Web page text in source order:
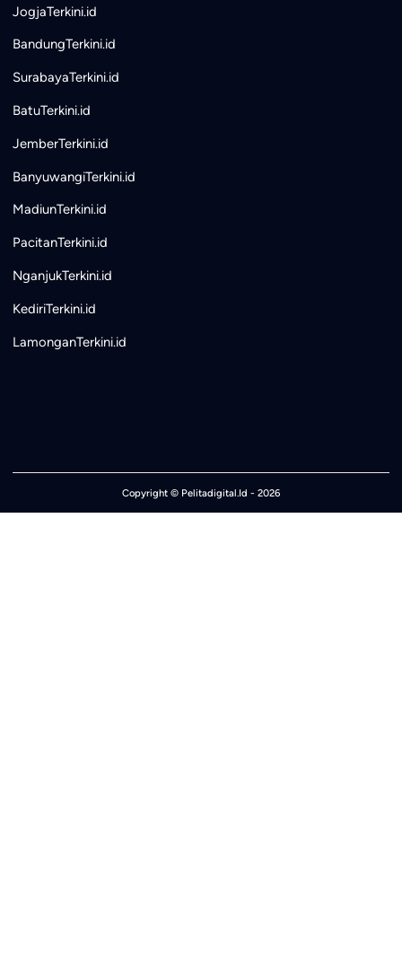
JogjaTerkini.id
BandungTerkini.id
SurabayaTerkini.id
BatuTerkini.id
JemberTerkini.id
BanyuwangiTerkini.id
MadiunTerkini.id
PacitanTerkini.id
NganjukTerkini.id
KediriTerkini.id
LamonganTerkini.id
Copyright © Pelitadigital.Id - 2026